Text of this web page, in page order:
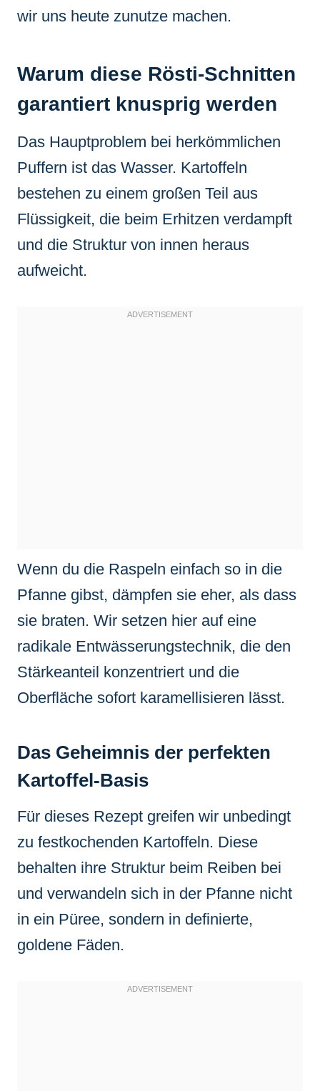
wir uns heute zunutze machen.
Warum diese Rösti-Schnitten
garantiert knusprig werden
Das Hauptproblem bei herkömmlichen
Puffern ist das Wasser. Kartoffeln
bestehen zu einem großen Teil aus
Flüssigkeit, die beim Erhitzen verdampft
und die Struktur von innen heraus
aufweicht.
Wenn du die Raspeln einfach so in die
Pfanne gibst, dämpfen sie eher, als dass
sie braten. Wir setzen hier auf eine
radikale Entwässerungstechnik, die den
Stärkeanteil konzentriert und die
Oberfläche sofort karamellisieren lässt.
Das Geheimnis der perfekten
Kartoffel-Basis
Für dieses Rezept greifen wir unbedingt
zu festkochenden Kartoffeln. Diese
behalten ihre Struktur beim Reiben bei
und verwandeln sich in der Pfanne nicht
in ein Püree, sondern in definierte,
goldene Fäden.